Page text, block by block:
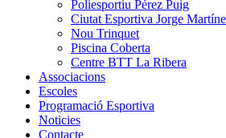
Poliesportiu Pérez Puig
Ciutat Esportiva Jorge
Nou Trinquet
Piscina Coberta
Centre BTT La Ribera
Associacions
Escoles
Programació Esportiva
Noticies
Contacte